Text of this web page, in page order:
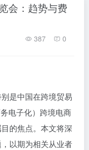
会：趋势与费
387 0
是中国在跨境贸易
电子化）跨境电商
的焦点。本文将深
以期为相关从业者